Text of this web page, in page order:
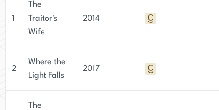
1
The
Traitor's
Wife
2014
2
Where the
Light Falls
2017
The